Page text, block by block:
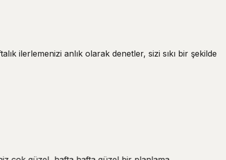
ilerlemenizi anlık olarak denetler, sizi sıkı bir şekilde